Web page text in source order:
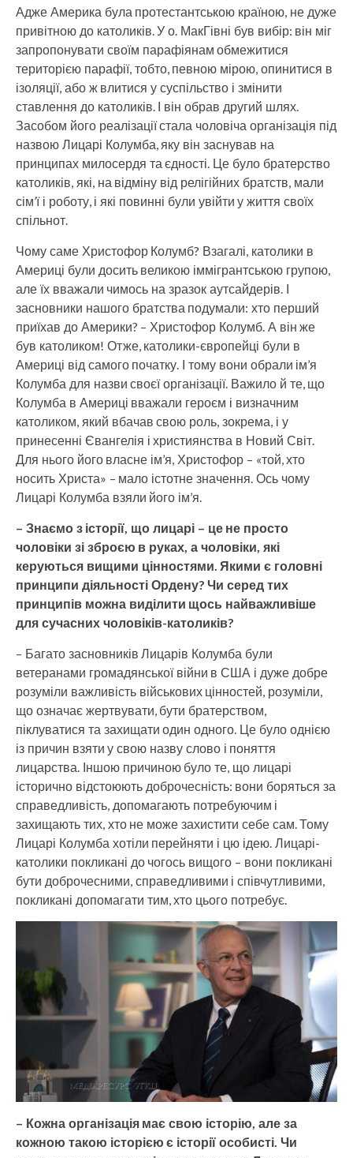
Адже Америка була протестантською країною, не дуже
привітною до католиків. У о. МакГівні був вибір: він міг
запропонувати своїм парафіянам обмежитися
територією парафії, тобто, певною мірою, опинитися в
ізоляції, або ж влитися у суспільство і змінити
ставлення до католиків. І він обрав другий шлях.
Засобом його реалізації стала чоловіча організація під
назвою Лицарі Колумба, яку він заснував на
принципах милосердя та єдності. Це було братерство
католиків, які, на відміну від релігійних братств, мали
сім’ї і роботу, і які повинні були увійти у життя своїх
спільнот.
Чому саме Христофор Колумб? Взагалі, католики в
Америці були досить великою іммігрантською групою,
але їх вважали чимось на зразок аутсайдерів. І
засновники нашого братства подумали: хто перший
приїхав до Америки? – Христофор Колумб. А він же
був католиком! Отже, католики-європейці були в
Америці від самого початку. І тому вони обрали ім’я
Колумба для назви своєї організації. Важило й те, що
Колумба в Америці вважали героєм і визначним
католиком, який вбачав свою роль, зокрема, і у
принесенні Євангелія і християнства в Новий Світ.
Для нього його власне ім’я, Христофор – «той, хто
носить Христа» – мало істотне значення. Ось чому
Лицарі Колумба взяли його ім’я.
– Знаємо з історії, що лицарі – це не просто
чоловіки зі зброєю в руках, а чоловіки, які
керуються вищими цінностями. Якими є головні
принципи діяльності Ордену? Чи серед тих
принципів можна виділити щось найважливіше
для сучасних чоловіків-католиків?
– Багато засновників Лицарів Колумба були
ветеранами громадянської війни в США і дуже добре
розуміли важливість військових цінностей, розуміли,
що означає жертвувати, бути братерством,
піклуватися та захищати один одного. Це було однією
із причин взяти у свою назву слово і поняття
лицарства. Іншою причиною було те, що лицарі
історично відстоюють доброчесність: вони боряться за
справедливість, допомагають потребуючим і
захищають тих, хто не може захистити себе сам. Тому
Лицарі Колумба хотіли перейняти і цю ідею. Лицарі-
католики покликані до чогось вищого – вони покликані
бути доброчесними, справедливими і співчутливими,
покликані допомагати тим, хто цього потребує.
– Кожна організація має свою історію, але за
кожною такою історією є історії особисті. Чи